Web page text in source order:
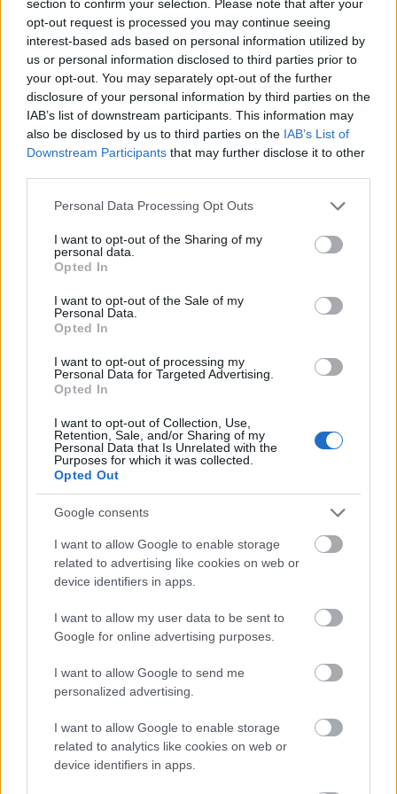
section to confirm your selection. Please note that after your
opt-out request is processed you may continue seeing
interest-based ads based on personal information utilized by
us or personal information disclosed to third parties prior to
your opt-out. You may separately opt-out of the further
disclosure of your personal information by third parties on the
IAB’s list of downstream participants. This information may
also be disclosed by us to third parties on the IAB’s List of
Downstream Participants that may further disclose it to other
Please note that this website/app uses one or more Google
not limited to your visit or usage behaviour. You may click to
grant or deny consent to Google and its third-party tags to
use your data for below specified purposes in below Google
consent section.
Personal Data Processing Opt Outs
I want to opt-out of the Sharing of my
personal data.
Opted In
I want to opt-out of the Sale of my
Personal Data.
Opted In
I want to opt-out of processing my
Personal Data for Targeted Advertising.
Opted In
I want to opt-out of Collection, Use,
Retention, Sale, and/or Sharing of my
Personal Data that Is Unrelated with the
Purposes for which it was collected.
Opted Out
Google consents
I want to allow Google to enable storage
related to advertising like cookies on web or
device identifiers in apps.
I want to allow my user data to be sent to
Google for online advertising purposes.
I want to allow Google to send me
personalized advertising.
I want to allow Google to enable storage
related to analytics like cookies on web or
device identifiers in apps.
maga után, mégis csoda, hogy mindössze hatezer
dollárból készült el.
Rockenbauer Pálra legtöbben valószínűleg a
Másfélmillió lépés Magyarországon című
filmsorozatból emlékeznek: 1978 júliusában az
Országos Kéktúra útvonalát bejárva mutatta be a
lelkes filmes csapat a hazai tájak és nemzetünk
rejtett értékeit. Az út során neves magyar
kialakulásának és egy-egy természeti
képződménynek a bemutatását. Az adott területet
az ott élő emberek hozták a nézők szívéhez közelebb,
akik őszintén meséltek otthonukról, környezetükről,
munkájukról. A sorozat népszerűségét emelte, hogy
Sinkó László Kossuth- és Jászai-díjas színész, a
sorozat narrátora is részt vett a túrán.
1987-ben már javarészt megvolt a sorozat folytatása
– „…és még egymillió lépés” címmel –, de a
ragadta el, a kopjafa az ő emlékére áll ezen a helyen.
A zengővárkonyi szelídgesztenyésben nyerte el végső
nyugalmát, ahol annyi kellemes órát töltött el.
Jelentősebb filmalkotásai: Szívességből
Mediterránba (1965), Magyarok az Antarktiszon
(1969), A napsugár nyomában (1971), Magyarország
kisvasútjai (1974), Jöjj, nézd a Kilimandzsárót (1976),
Másfélmillió lépés Magyarországon (1979),
vizeken (1984), …és még egymillió lépés (1986).
AZ ORSZÁGOS KÉKTÚRA TÖRTÉNETE
Az Országos Kéktúra nemcsak hazánk, de Európa
első hosszútávú turistaútja is. Útvonalának végső
kialakulása szervesen összefügg Rockenbauer Pál